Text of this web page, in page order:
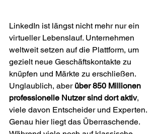
LinkedIn ist längst nicht mehr nur ein
virtueller Lebenslauf. Unternehmen
weltweit setzen auf die Plattform, um
gezielt neue Geschäftskontakte zu
knüpfen und Märkte zu erschließen.
Unglaublich, aber über 850 Millionen
professionelle Nutzer sind dort aktiv,
viele davon Entscheider und Experten.
Genau hier liegt das Überraschende.